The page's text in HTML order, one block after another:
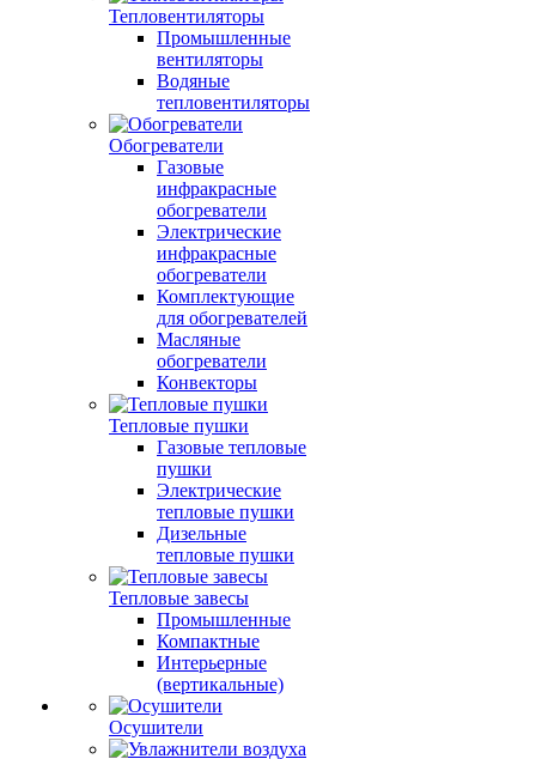
Тепловентиляторы
Промышленные
вентиляторы
Водяные
тепловентиляторы
Обогреватели
Газовые
инфракрасные
обогреватели
Электрические
инфракрасные
обогреватели
Комплектующие
для обогревателей
Масляные
обогреватели
Конвекторы
Тепловые пушки
Газовые тепловые
пушки
Электрические
тепловые пушки
Дизельные
тепловые пушки
Тепловые завесы
Промышленные
Компактные
Интерьерные
(вертикальные)
Осушители